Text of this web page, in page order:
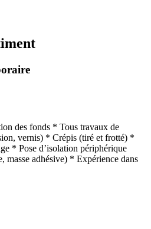
des fonds * Tous travaux de
vernis) * Crépis (tiré et frotté) *
* Pose d’isolation périphérique
masse adhésive) * Expérience dans